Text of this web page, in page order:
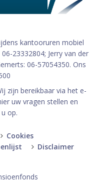
kantooruren mobiel
23332804; Jerry van der
06-57054350. Ons
zijn bereikbaar via het e-
uw vragen stellen en
op.
Cookies
Disclaimer